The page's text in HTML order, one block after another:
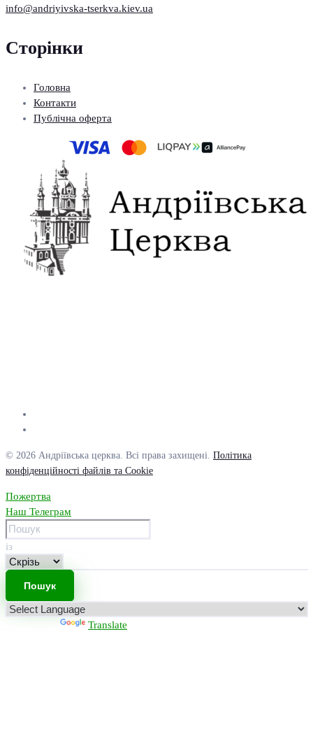
info@andriyivska-tserkva.kiev.ua
Сторінки
Головна
Контакти
Публічна оферта
© 2026 Андріївська церква. Всі права захищені. Політика
конфіденційності файлів та Cookie
Пожертва
Наш Телеграм
із
Translate